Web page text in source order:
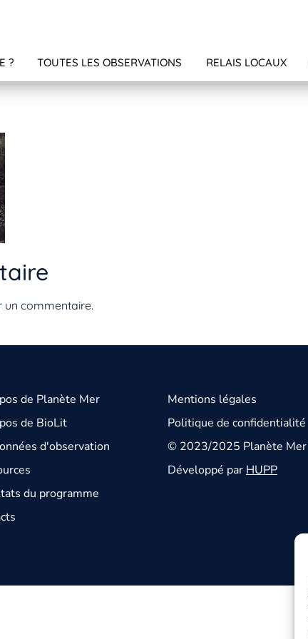
? TOUTES LES OBSERVATIONS RELAIS LOCAUX
un commentaire.
de Planète Mer
de BioLit
d'observation
du programme
Mentions légales
Politique de confidentialité
© 2023/2025 Planète Mer
Développé par HUPP